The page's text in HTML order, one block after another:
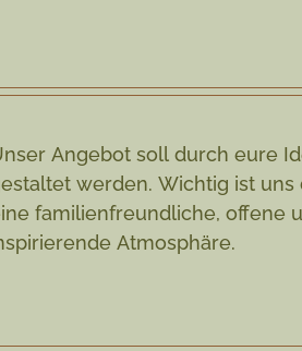
Angebot soll durch eure
werden. Wichtig ist uns
familienfreundliche, offene
Atmosphäre.